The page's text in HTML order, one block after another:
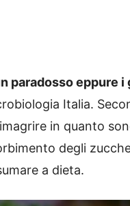
paradosso eppure
Italia.
in quanto
degli
a dieta.